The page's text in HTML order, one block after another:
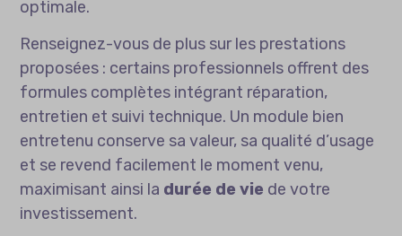
optimale.
Renseignez-vous de plus sur les prestations
proposées : certains professionnels offrent des
formules complètes intégrant réparation,
entretien et suivi technique. Un module bien
entretenu conserve sa valeur, sa qualité d’usage
et se revend facilement le moment venu,
maximisant ainsi la durée de vie de votre
investissement.